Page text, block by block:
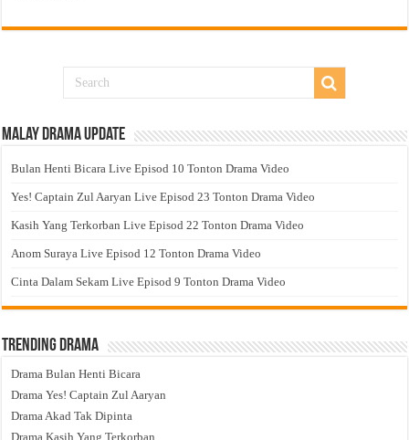
Malay Drama Update
Bulan Henti Bicara Live Episod 10 Tonton Drama Video
Yes! Captain Zul Aaryan Live Episod 23 Tonton Drama Video
Kasih Yang Terkorban Live Episod 22 Tonton Drama Video
Anom Suraya Live Episod 12 Tonton Drama Video
Cinta Dalam Sekam Live Episod 9 Tonton Drama Video
Trending Drama
Drama Bulan Henti Bicara
Drama Yes! Captain Zul Aaryan
Drama Akad Tak Dipinta
Drama Kasih Yang Terkorban